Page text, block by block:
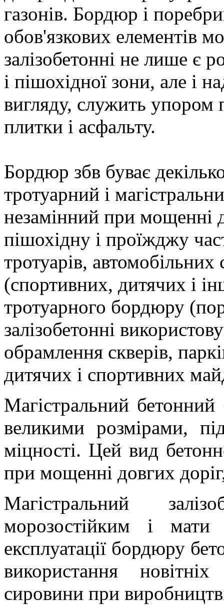
газонів. Бордюр і
обов'язкових елементів
залізобетонні не лише є
і пішохідної зони, але і
вигляду, служить упором
плитки і асфальту.
Бордюр збв буває
тротуарний і
незамінний при мощенні
пішохідну і проїжджу
тротуарів,
(спортивних, дитячих і
тротуарного бордюру
залізобетонні
обрамлення скверів,
дитячих і спортивних
Магістральний
великими розмірами,
міцності. Цей вид
при мощенні довгих
Магістральний
морозостійким і мати
експлуатації бордюру
використання
сировини при